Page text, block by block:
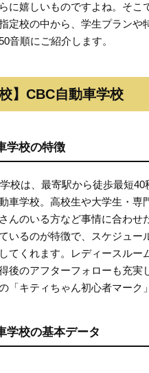
に嬉しいものですよね。そこ
定校の中から、学生プランや
音順にご紹介します。
校】CBC自動車学校
学校の特徴
校は、最寄駅から徒歩最短40
車学校。高校生や大学生・専
んのいる方など事情に合わせ
いるのが特徴で、スケジュー
てくれます。レディースルー
後のアフターフォローも充実
「キティちゃん初心者マーク
学校の基本データ